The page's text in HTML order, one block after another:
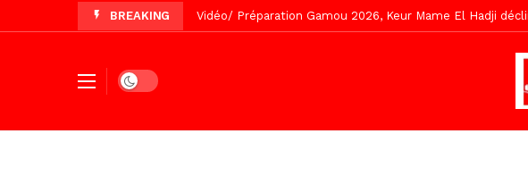
BREAKING Vidéo/ Revue de presse du 5 Août 2026 avec
Un commissariat d’arrondissement de police inauguré à
Vidéo/Célébration de Bamba et Cheikh, le « battré »
Touba, distribution d’eau aux abords de la grande
Dark mode